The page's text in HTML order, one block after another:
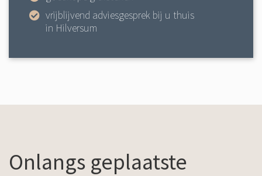
vrijblijvend adviesgesprek bij u thuis
in Hilversum
Onlangs geplaatste